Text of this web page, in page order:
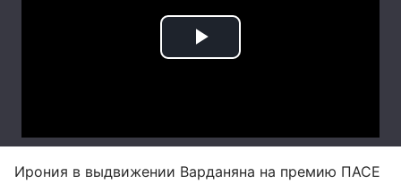
Ирония в выдвижении Варданяна на премию ПАСЕ